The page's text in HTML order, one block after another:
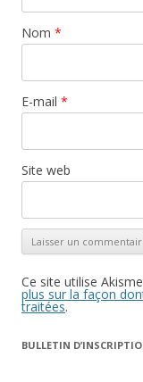
Nom *
E-mail *
Site web
Ce site utilise
plus sur la façon
traitées.
BULLETIN